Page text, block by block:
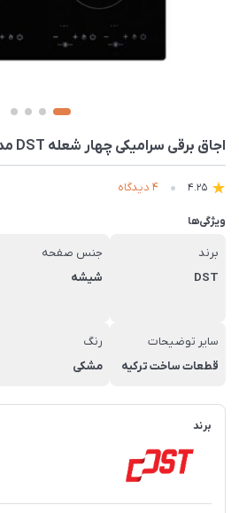
اجاق برقی سرامیکی چهار شعله DST مدل T4-02
4.25 4 دیدگاه
ویژگی‌ها
برند
DST
جنس صفحه
شیشه
سایر توضیحات
قطعات ساخت ترکیه
رنگ
مشکی
برند